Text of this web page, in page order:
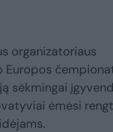
organizatoriaus
Europos
sėkmingai
ėmėsi